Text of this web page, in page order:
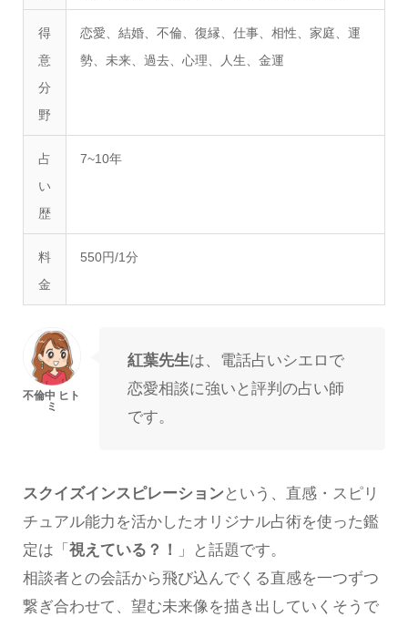
得
意
分
野
恋愛、結婚、不倫、復縁、仕事、相性、家庭、運
勢、未来、過去、心理、人生、金運
占
い
歴
7~10年
料
金
550円/1分
紅葉先生は、電話占いシエロで
恋愛相談に強いと評判の占い師
です。
スクイズインスピレーションという、直感・スピリ
チュアル能力を活かしたオリジナル占術を使った鑑
定は「 視えている？！
」と話題です。
相談者との会話から飛び込んでくる直感を一つずつ
繋ぎ合わせて、望む未来像を描き出していくそうで